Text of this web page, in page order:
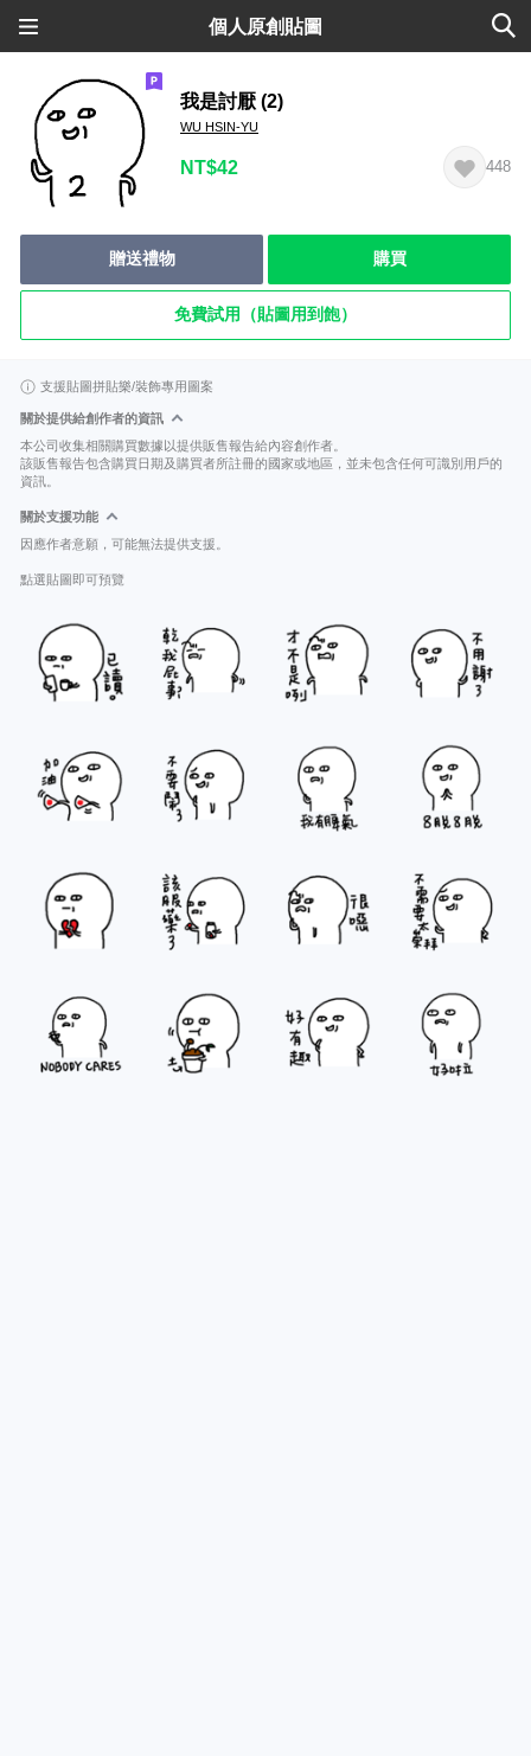
個人原創貼圖
我是討厭 (2)
WU HSIN-YU
NT$42 448
贈送禮物 購買
免費試用（貼圖用到飽）
支援貼圖拼貼樂/裝飾專用圖案
關於提供給創作者的資訊
本公司收集相關購買數據以提供販售報告給內容創作者。
該販售報告包含購買日期及購買者所註冊的國家或地區，並未包含任何可識別用戶的
資訊。
關於支援功能
因應作者意願，可能無法提供支援。
點選貼圖即可預覽